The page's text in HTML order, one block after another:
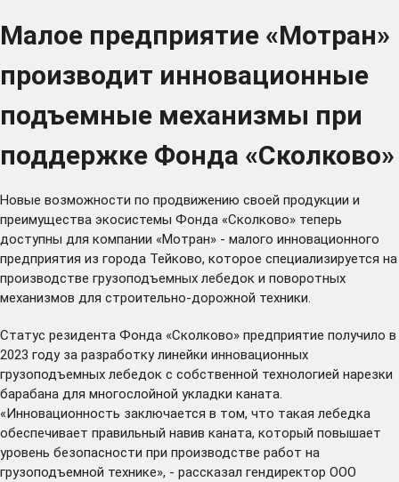
Малое предприятие «Мотран»
производит инновационные
подъемные механизмы при
поддержке Фонда «Сколково»
Новые возможности по продвижению своей продукции и
преимущества экосистемы Фонда «Сколково» теперь
доступны для компании «Мотран» - малого инновационного
предприятия из города Тейково, которое специализируется на
производстве грузоподъемных лебедок и поворотных
механизмов для строительно-дорожной техники.
Статус резидента Фонда «Сколково» предприятие получило в
2023 году за разработку линейки инновационных
грузоподъемных лебедок с собственной технологией нарезки
барабана для многослойной укладки каната.
«Инновационность заключается в том, что такая лебедка
обеспечивает правильный навив каната, который повышает
уровень безопасности при производстве работ на
грузоподъемной технике», - рассказал гендиректор ООО